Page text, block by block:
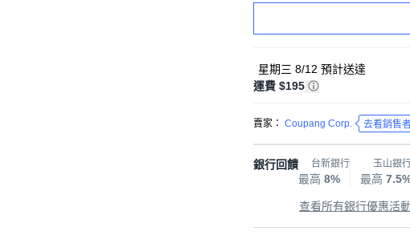
星期三 8/12 預計送達
運費 $195
賣家： Coupang Corp. 去看銷售
銀行回饋 台新銀行
最高 8%
玉山銀
最高
查看所有銀行優惠活動